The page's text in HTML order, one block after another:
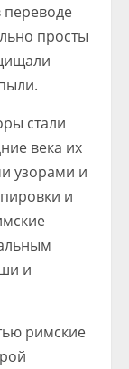
переводе
просты
стали
века их
узорами и
и
и
римские